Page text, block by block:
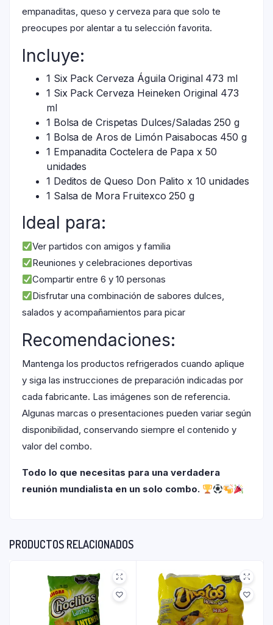
empanaditas, queso y cerveza para que solo te
preocupes por alentar a tu selección favorita.
Incluye:
1 Six Pack Cerveza Águila Original 473 ml
1 Six Pack Cerveza Heineken Original 473
ml
1 Bolsa de Crispetas Dulces/Saladas 250 g
1 Bolsa de Aros de Limón Paisabocas 450 g
1 Empanadita Coctelera de Papa x 50
unidades
1 Deditos de Queso Don Palito x 10 unidades
1 Salsa de Mora Fruitexco 250 g
Ideal para:
Ver partidos con amigos y familia
Reuniones y celebraciones deportivas
Compartir entre 6 y 10 personas
Disfrutar una combinación de sabores dulces,
salados y acompañamientos para picar
Recomendaciones:
Mantenga los productos refrigerados cuando aplique
y siga las instrucciones de preparación indicadas por
cada fabricante. Las imágenes son de referencia.
Algunas marcas o presentaciones pueden variar según
disponibilidad, conservando siempre el contenido y
valor del combo.
Todo lo que necesitas para una verdadera
reunión mundialista en un solo combo.
PRODUCTOS RELACIONADOS